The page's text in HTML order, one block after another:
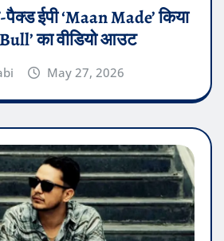
ईपी ‘Maan Made’ किया
का वीडियो आउट
May 27, 2026